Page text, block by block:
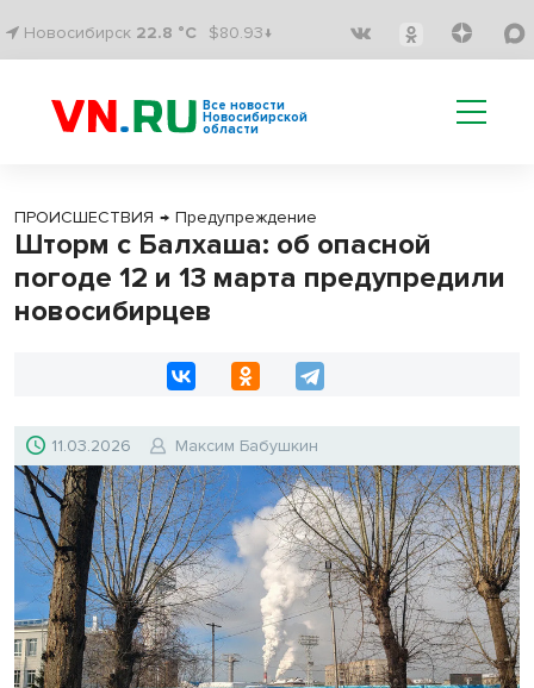
Новосибирск 22.8 °C $80.93↓
Все новости
Новосибирской
области
ПРОИСШЕСТВИЯ → Предупреждение
Шторм с Балхаша: об опасной
погоде 12 и 13 марта предупредили
новосибирцев
11.03.2026 Максим Бабушкин